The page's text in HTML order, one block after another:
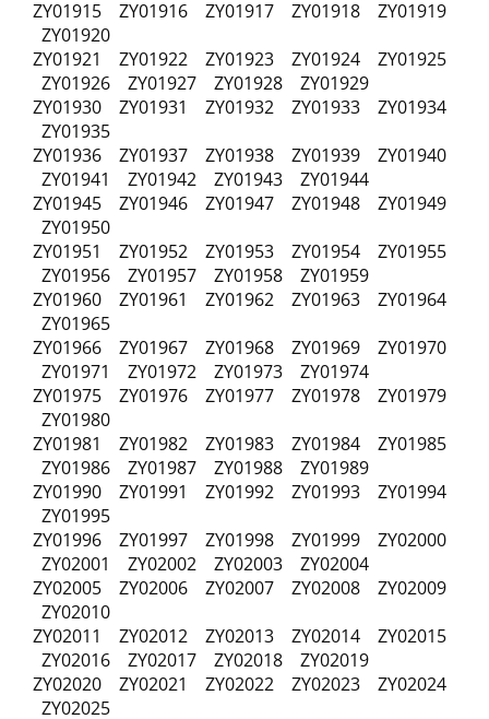
ZY01915 ZY01916 ZY01917 ZY01918 ZY01919
ZY01920
ZY01921 ZY01922 ZY01923 ZY01924 ZY01925
ZY01926 ZY01927 ZY01928 ZY01929
ZY01930 ZY01931 ZY01932 ZY01933 ZY01934
ZY01935
ZY01936 ZY01937 ZY01938 ZY01939 ZY01940
ZY01941 ZY01942 ZY01943 ZY01944
ZY01945 ZY01946 ZY01947 ZY01948 ZY01949
ZY01950
ZY01951 ZY01952 ZY01953 ZY01954 ZY01955
ZY01956 ZY01957 ZY01958 ZY01959
ZY01960 ZY01961 ZY01962 ZY01963 ZY01964
ZY01965
ZY01966 ZY01967 ZY01968 ZY01969 ZY01970
ZY01971 ZY01972 ZY01973 ZY01974
ZY01975 ZY01976 ZY01977 ZY01978 ZY01979
ZY01980
ZY01981 ZY01982 ZY01983 ZY01984 ZY01985
ZY01986 ZY01987 ZY01988 ZY01989
ZY01990 ZY01991 ZY01992 ZY01993 ZY01994
ZY01995
ZY01996 ZY01997 ZY01998 ZY01999 ZY02000
ZY02001 ZY02002 ZY02003 ZY02004
ZY02005 ZY02006 ZY02007 ZY02008 ZY02009
ZY02010
ZY02011 ZY02012 ZY02013 ZY02014 ZY02015
ZY02016 ZY02017 ZY02018 ZY02019
ZY02020 ZY02021 ZY02022 ZY02023 ZY02024
ZY02025